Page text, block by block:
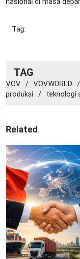
Tag:
TAG
VOV / VOVWORLD /
produksi
/ teknologi
Related